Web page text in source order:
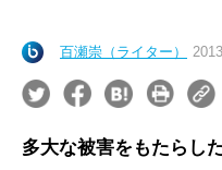
百瀬崇（ライター）
多大な被害をもたらし